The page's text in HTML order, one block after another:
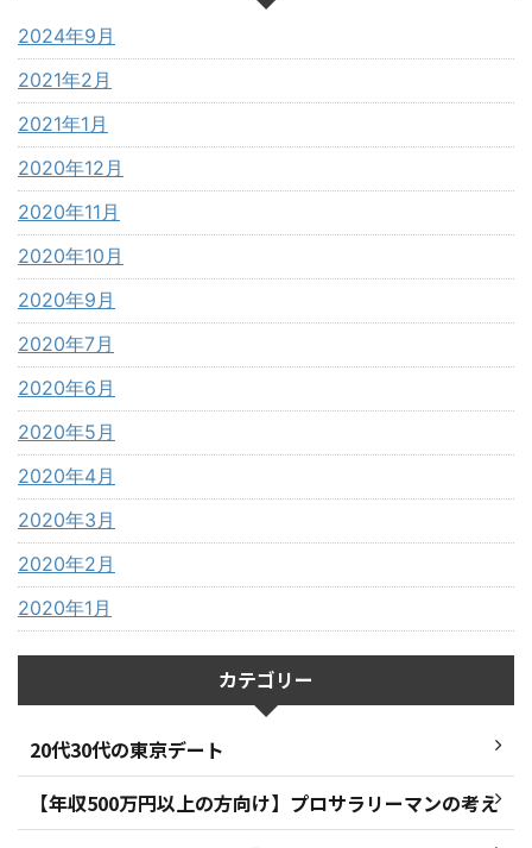
2024年9月
2021年2月
2021年1月
2020年12月
2020年11月
2020年10月
2020年9月
2020年7月
2020年6月
2020年5月
2020年4月
2020年3月
2020年2月
2020年1月
カテゴリー
20代30代の東京デート
【年収500万円以上の方向け】プロサラリーマンの考え